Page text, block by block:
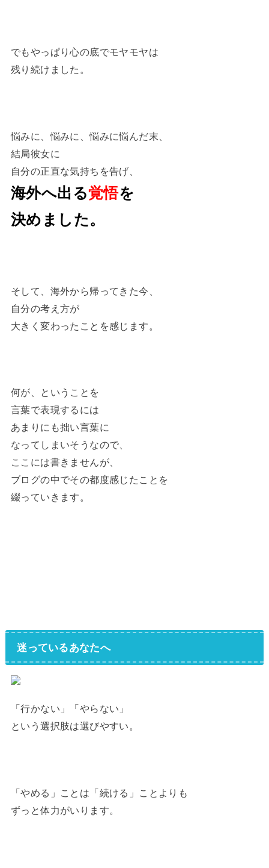
でもやっぱり心の底でモヤモヤは
残り続けました。
悩みに、悩みに、悩みに悩んだ末、
結局彼女に
自分の正直な気持ちを告げ、
海外へ出る覚悟を
決めました。
そして、海外から帰ってきた今、
自分の考え方が
大きく変わったことを感じます。
何が、ということを
言葉で表現するには
あまりにも拙い言葉に
なってしまいそうなので、
ここには書きませんが、
ブログの中でその都度感じたことを
綴っていきます。
迷っているあなたへ
「行かない」「やらない」
という選択肢は選びやすい。
「やめる」ことは「続ける」ことよりも
ずっと体力がいります。